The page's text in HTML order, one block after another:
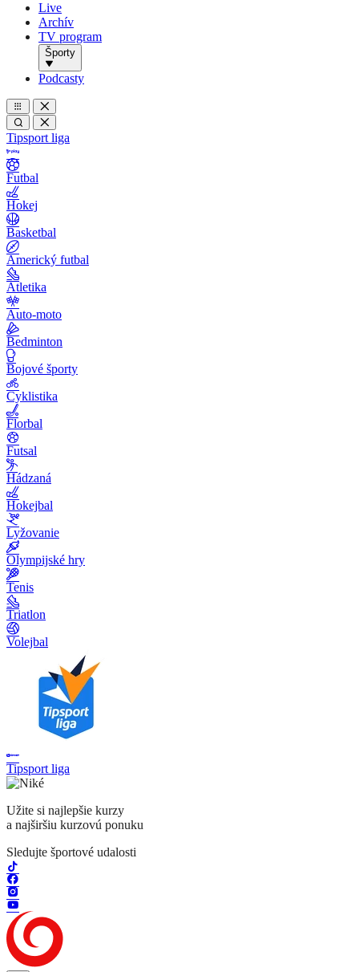
Live
Archív
TV program
Športy
Podcasty
Tipsport liga
Futbal
Hokej
Basketbal
Americký futbal
Atletika
Auto-moto
Bedminton
Bojové športy
Cyklistika
Florbal
Futsal
Hádzaná
Hokejbal
Lyžovanie
Olympijské hry
Tenis
Triatlon
Volejbal
Tipsport liga
Užite si najlepšie kurzy
a najširšiu kurzovú ponuku
Sledujte športové udalosti